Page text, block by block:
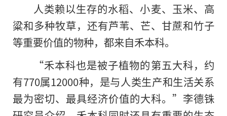
人类赖以生存的水稻、小麦、玉米、高
粱和多种牧草，还有芦苇、芒、甘蔗和竹子
等重要价值的物种，都来自禾本科。
“禾本科也是被子植物的第五大科，约
有770属12000种，是与人类生产和生活关系
最为密切、最具经济价值的大科。”李德铢